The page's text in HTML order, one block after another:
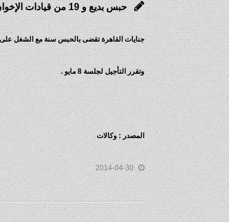
حبس بديع و 19 من قيادات الإخوان سنة مع الشغل بتهمة إهانة القضاء
جنايات القاهرة تقضى بالحبس سنة مع الشغل على بديع و19 من قيادات الإخوان بتهمة إهانة القضاءلإدارة
وتقرر التأجيل لجلسة 8 مايو .
المصدر : وكالات
2014-04-30